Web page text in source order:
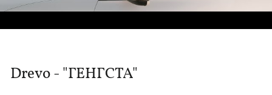
Drevo - "ГЕНГСТА"